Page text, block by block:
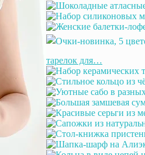
тарелок для…